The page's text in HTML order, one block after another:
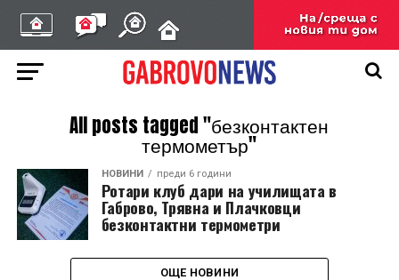
All posts tagged "безконтактен
термометър"
НОВИНИ преди 6 години
Ротари клуб дари на училищата в
Габрово, Трявна и Плачковци
безконтактни термометри
ОЩЕ НОВИНИ